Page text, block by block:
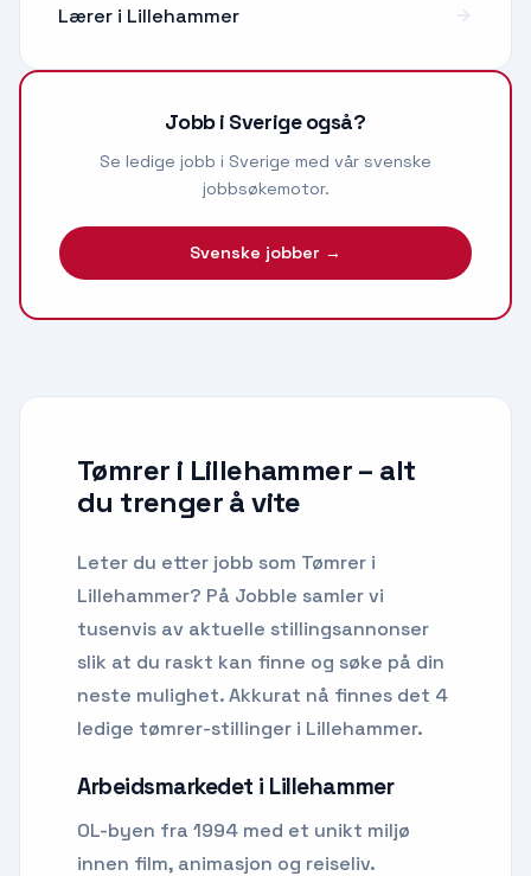
Lærer i Lillehammer
Jobb i Sverige også?
Se ledige jobb i Sverige med vår svenske
jobbsøkemotor.
Svenske jobber →
Tømrer i Lillehammer– alt
du trenger å vite
Leter du etter jobb som Tømrer i
Lillehammer? På Jobble samler vi
tusenvis av aktuelle stillingsannonser
slik at du raskt kan finne og søke på din
neste mulighet.Akkurat nå finnes det 4
ledige tømrer-stillinger i Lillehammer.
Arbeidsmarkedet i Lillehammer
OL-byen fra 1994 med et unikt miljø
innen film, animasjon og reiseliv.